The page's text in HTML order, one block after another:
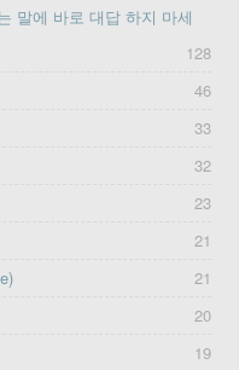
말에 바로 대답 하지 마세
128
46
33
32
23
21
21
20
19